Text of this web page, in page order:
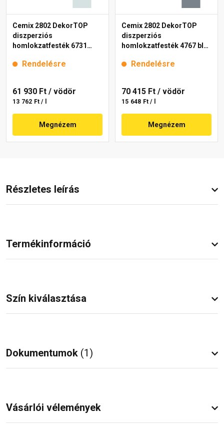
Cemix 2802 DekorTOP
diszperziós
homlokzatfesték 6731
Rendelésre
61 930 Ft / vödör
13 762 Ft / l
Megnézem
Cemix 2802 DekorTOP
diszperziós
homlokzatfesték 4767 blue
Rendelésre
70 415 Ft / vödör
15 648 Ft / l
Megnézem
Részletes leírás
Termékinformáció
Szín kiválasztása
Dokumentumok (1)
Vásárlói vélemények